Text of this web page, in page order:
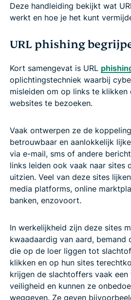
Deze handleiding bekijkt wat
werkt en hoe je het kunt
URL phishing
Kort samengevat is URL
oplichtingstechniek waarbij
misleiden om op links te klikken
websites te bezoeken.
Vaak ontwerpen ze de
betrouwbaar en aanlokkelijk
via e-mail, sms of andere
links leiden ook vaak naar sites
uitzien. Veel van deze sites
media platforms, online
banken, enzovoort.
In werkelijkheid zijn deze sites
kwaadaardig van aard, bemand
die op de loer liggen tot
klikken en op hun sites
krijgen de slachtoffers vaak een
veiligheid en kunnen ze
weggeven. Ze geven